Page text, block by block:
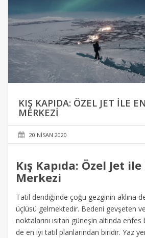
KIŞ KAPIDA: ÖZEL JET ILE
MERKEZI
20 NISAN 2020
Kış Kapıda: Özel Jet ile
Merkezi
Tatil dendiğinde çoğu gezginin aklına
üçlüsü gelmektedir. Bedeni gevşeten
noktalarını ısıtan güneşin altında
de en iyi tatil planlarından biridir. Yaz